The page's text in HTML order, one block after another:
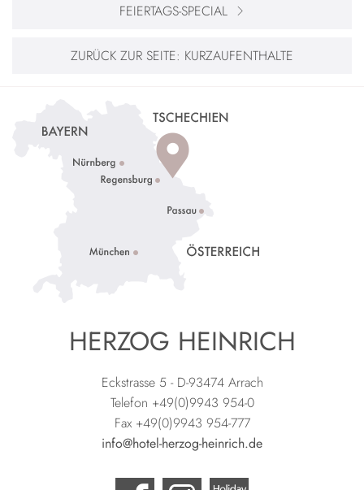
FEIERTAGS-SPECIAL
ZURÜCK ZUR SEITE: KURZAUFENTHALTE
HERZOG HEINRICH
Eckstrasse 5 - D-93474 Arrach
Telefon +49(0)9943 954-0
Fax +49(0)9943 954-777
info@hotel-herzog-heinrich.de